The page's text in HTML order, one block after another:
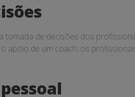
de decisões dos
apoio de um coach, os